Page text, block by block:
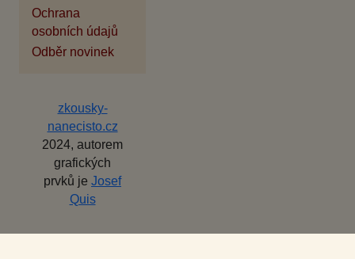
Ochrana
osobních údajů
Odběr novinek
zkousky-
nanecisto.cz
2024, autorem
grafických
prvků je Josef
Quis